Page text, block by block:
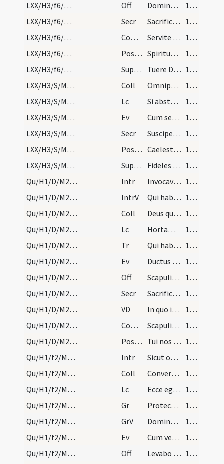
LXX/H3/f6/M2/Mass Propers
Off Domine vivifica me
114 (21v)
LXX/H3/f6/M2/Mass Propers
Secr Sacrificium Domine observantiae paschalis offerimus
114 (21v)
LXX/H3/f6/M2/Mass Propers
Comm Servite Domino in timore
114 (21v)
LXX/H3/f6/M2/Mass Propers
Postcomm Spiritum in nobis Domine tuae caritatis infunde
114 (21v)
LXX/H3/f6/M2/Mass Propers
Superpop Tuere Domine populum tuum
114 (21v)
LXX/H3/S/M2/Mass Propers
Coll Omnipotens sempiterne Deus observationis huius annua celebritate laetantes ... effectibus gaudeamus.
114 (21v)
LXX/H3/S/M2/Mass Propers
Lc Si abstuleris de medio tui catenam
114 (21v)
LXX/H3/S/M2/Mass Propers
Ev Cum sero esset factum
115 (22r)
LXX/H3/S/M2/Mass Propers
Secr Suscipe Domine sacrificium cuius te voluisti dignanter
115 (22r)
LXX/H3/S/M2/Mass Propers
Postcomm Caelestis vitae munere vegetati quaesumus Domine ut quod est nobis
115 (22r)
LXX/H3/S/M2/Mass Propers
Superpop Fideles tui Deus perpetuo dono firmentur ... fine percipiant.
115 (22r)
Qu/H1/D/M2/Mass Propers
Intr Invocavit me et ego exaudiam eum
115 (22r)
Qu/H1/D/M2/Mass Propers
IntrV Qui habitat in adiutorio Altissimi
115 (22r)
Qu/H1/D/M2/Mass Propers
Coll Deus qui Ecclesiam tuam annua quadragesimali observatione purificas
116 (22v)
Qu/H1/D/M2/Mass Propers
Lc Hortamur vos ne in vacuum
116 (22v)
Qu/H1/D/M2/Mass Propers
Tr Qui habitat in adiutorio Altissimi
116 (22v)
Qu/H1/D/M2/Mass Propers
Ev Ductus est Dominus Iesus in desertum
117 (23r)
Qu/H1/D/M2/Mass Propers
Off Scapulis suis obumbrabit tibi
117 (23r)
Qu/H1/D/M2/Mass Propers
Secr Sacrificium quadragesimalis initii
117 (23r)
Qu/H1/D/M2/Mass Propers
VD In quo ieiunantium fides alitur spes provehitur
117 (23r)
Qu/H1/D/M2/Mass Propers
Comm Scapulis suis obumbrabit tibi
118 (23v)
Qu/H1/D/M2/Mass Propers
Postcomm Tui nos Domine sacramenti libatio sancta restauret
118 (23v)
Qu/H1/f2/M2/Mass Propers
Intr Sicut oculi servorum
118 (23v)
Qu/H1/f2/M2/Mass Propers
Coll Converte nos Deus salutaris noster
118 (23v)
Qu/H1/f2/M2/Mass Propers
Lc Ecce ego ipse requiram oves meas
118 (23v)
Qu/H1/f2/M2/Mass Propers
Gr Protector noster aspice Deus
119 (24r)
Qu/H1/f2/M2/Mass Propers
GrV Domine Deus virtutum
119 (24r)
Qu/H1/f2/M2/Mass Propers
Ev Cum venerit Filius hominis in maiestate sua
119 (24r)
Qu/H1/f2/M2/Mass Propers
Off Levabo oculos meos
119 (24r)